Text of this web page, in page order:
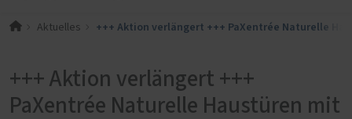
Aktuelles +++ Aktion verlängert +++ PaXentrée Naturelle
+++ Aktion verlängert +++
PaXentrée Naturelle Haustüren mit